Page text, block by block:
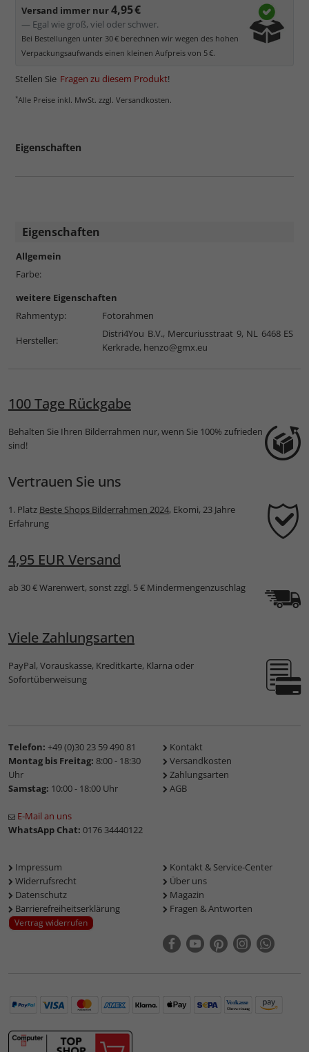
Versand immer nur4,95 €
— Egal wie groß, viel oder schwer.
Bei Bestellungen unter 30 € berechnen wir wegen des hohen
Verpackungsaufwands einen kleinen Aufpreis von 5 €.
Stellen Sie Fragen zu diesem Produkt!
*Alle Preise inkl. MwSt. zzgl. Versandkosten.
Eigenschaften
Eigenschaften
Allgemein
Farbe:
weitere Eigenschaften
Rahmentyp:
Fotorahmen
Hersteller:
Distri4You B.V., Mercuriusstraat 9, NL 6468 ES
Kerkrade, henzo@gmx.eu
100 Tage Rückgabe
Behalten Sie Ihren Bilderrahmen nur, wenn Sie 100% zufrieden
sind!
Vertrauen Sie uns
1. Platz Beste Shops Bilderrahmen 2024, Ekomi, 23 Jahre
Erfahrung
4,95 EUR Versand
ab 30 € Warenwert, sonst zzgl. 5 € Mindermengenzuschlag
Viele Zahlungsarten
PayPal, Vorauskasse, Kreditkarte, Klarna oder
Sofortüberweisung
Telefon: +49 (0)30 23 59 490 81
Montag bis Freitag: 8:00 - 18:30
Uhr
Samstag: 10:00 - 18:00 Uhr
E-Mail an uns
WhatsApp Chat: 0176 34440122
Kontakt
Versandkosten
Zahlungsarten
AGB
Impressum
Widerrufsrecht
Datenschutz
Barrierefreiheitserklärung
Vertrag widerrufen
Kontakt & Service-Center
Über uns
Magazin
Fragen & Antworten